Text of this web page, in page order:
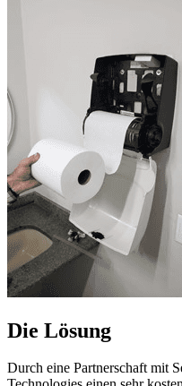
Die Lösung
Durch eine Partnerschaft mit